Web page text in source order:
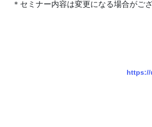
＊セミナー内容は変更になる場合がござ
https://